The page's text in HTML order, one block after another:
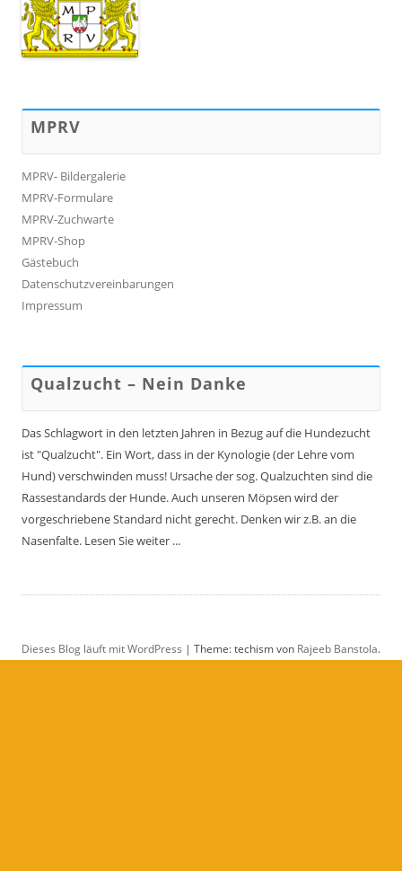
MPRV
MPRV- Bildergalerie
MPRV-Formulare
MPRV-Zuchwarte
MPRV-Shop
Gästebuch
Datenschutzvereinbarungen
Impressum
Qualzucht – Nein Danke
Das Schlagwort in den letzten Jahren in Bezug auf die Hundezucht
ist "Qualzucht". Ein Wort, dass in der Kynologie (der Lehre vom
Hund) verschwinden muss! Ursache der sog. Qualzuchten sind die
Rassestandards der Hunde. Auch unseren Möpsen wird der
vorgeschriebene Standard nicht gerecht. Denken wir z.B. an die
Nasenfalte. Lesen Sie weiter ...
Dieses Blog läuft mit WordPress | Theme: techism von Rajeeb Banstola.